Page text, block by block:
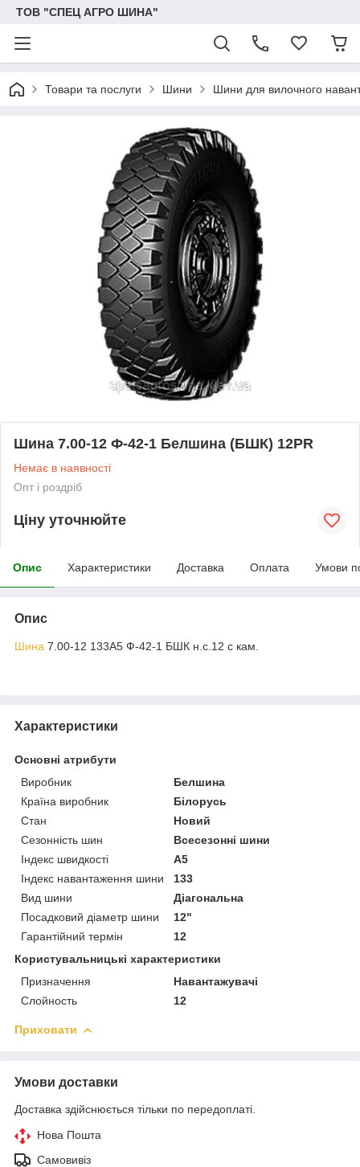
ТОВ "СПЕЦ АГРО ШИНА"
Товари та послуги Шини Шини для вилочного
Шина 7.00-12 Ф-42-1 Белшина (БШК) 12PR
Немає в наявності
Опт і роздріб
Ціну уточнюйте
Опис Характеристики Доставка Оплата Умови
Опис
Шина 7.00-12 133A5 Ф-42-1 БШК н.с.12 с кам.
Характеристики
Основні атрибути
Виробник
Белшина
Країна виробник
Білорусь
Стан
Новий
Сезонність шин
Всесезонні шини
Індекс швидкості
A5
Індекс навантаження шини
133
Вид шини
Діагональна
Посадковий діаметр шини
12"
Гарантійний термін
12
Користувальницькі характеристики
Призначення
Навантажувачі
Слойность
12
Приховати
Умови доставки
Доставка здійснюється тільки по передоплаті.
Нова Пошта
Самовивіз